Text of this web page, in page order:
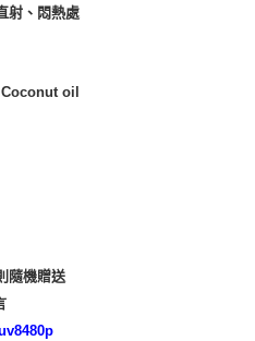
射、悶熱處
oil
隨機贈送